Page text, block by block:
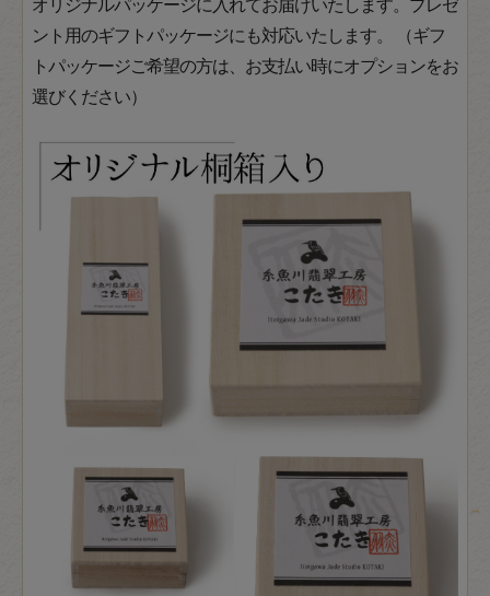
ント用のギフトパッケージにも対応いたします。 （ギフ
トパッケージご希望の方は、お支払い時にオプションをお
選びください）